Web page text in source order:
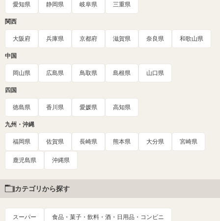
愛知県 静岡県 岐阜県 三重県
関西
大阪府 兵庫県 京都府 滋賀県 奈良県 和歌山県
中国
岡山県 広島県 鳥取県 島根県 山口県
四国
徳島県 香川県 愛媛県 高知県
九州・沖縄
福岡県 佐賀県 長崎県 熊本県 大分県 宮崎県
鹿児島県 沖縄県
カテゴリから探す
スーパー 食品・菓子・飲料・酒・日用品・コンビニ